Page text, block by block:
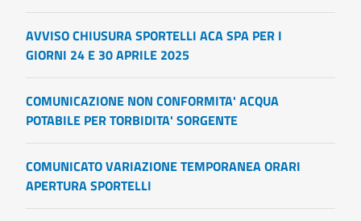
AVVISO CHIUSURA SPORTELLI ACA SPA PER I
GIORNI 24 E 30 APRILE 2025
COMUNICAZIONE NON CONFORMITA' ACQUA
POTABILE PER TORBIDITA' SORGENTE
COMUNICATO VARIAZIONE TEMPORANEA ORARI
APERTURA SPORTELLI